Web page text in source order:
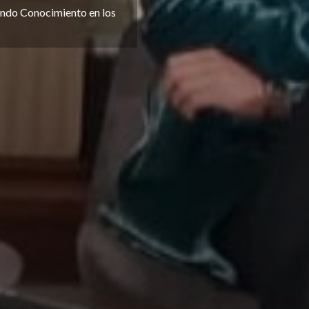
Conocimiento en los